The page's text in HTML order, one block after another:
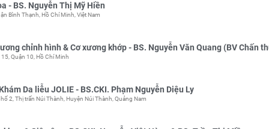
- BS. Nguyễn Thị Mỹ Hiền
Bình Thạnh, Hồ Chí Minh, Việt Nam
chỉnh hình & Cơ xương khớp - BS. Nguyễn Văn Quang (BV Chấn
Quận 10, Hồ Chí Minh
Da liễu JOLIE - BS.CKI. Phạm Nguyễn Diệu Ly
2, Thị trấn Núi Thành, Huyện Núi Thành, Quảng Nam